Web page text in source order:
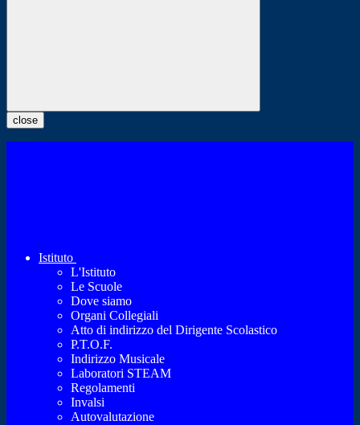
close
Istituto
L'Istituto
Le Scuole
Dove siamo
Organi Collegiali
Atto di indirizzo del Dirigente Scolastico
P.T.O.F.
Indirizzo Musicale
Laboratori STEAM
Regolamenti
Invalsi
Autovalutazione